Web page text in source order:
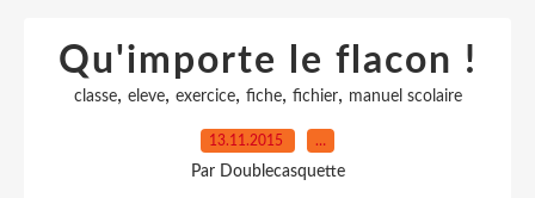
Qu'importe le flacon !
classe, eleve, exercice, fiche, fichier, manuel scolaire
13.11.2015 …
Par Doublecasquette